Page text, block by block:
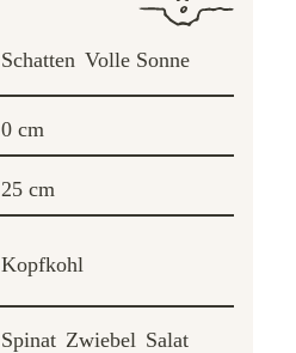
Schatten Volle Sonne
0 cm
25 cm
Kopfkohl
Spinat Zwiebel Salat